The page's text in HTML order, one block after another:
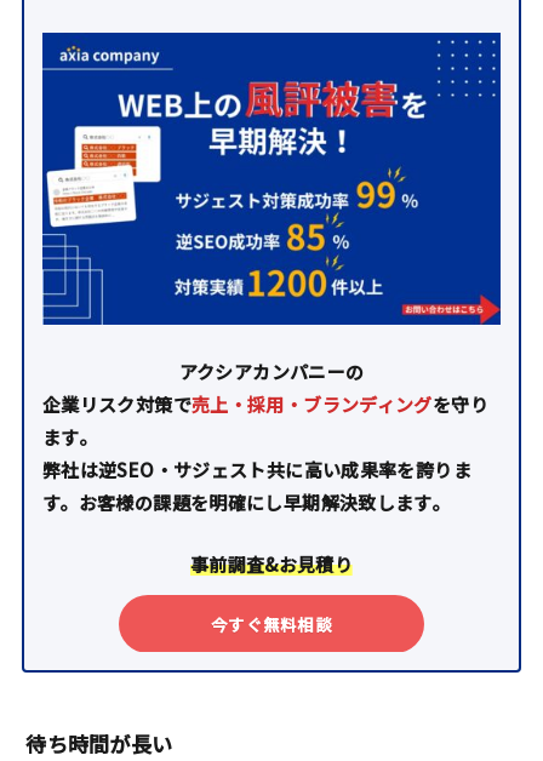
アクシアカンパニーの
企業リスク対策で売上・採用・ブランディングを守り
ます。
弊社は逆SEO・サジェスト共に高い成果率を誇りま
す。お客様の課題を明確にし早期解決致します。
事前調査&お見積り
今すぐ無料相談
待ち時間が長い